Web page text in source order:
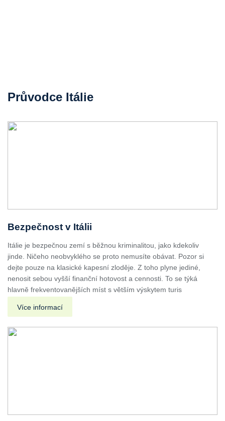
Průvodce Itálie
Bezpečnost v Itálii
Itálie je bezpečnou zemí s běžnou kriminalitou, jako kdekoliv
jinde. Ničeho neobvyklého se proto nemusíte obávat. Pozor si
dejte pouze na klasické kapesní zloděje. Z toho plyne jediné,
nenosit sebou vyšší finanční hotovost a cennosti. To se týká
hlavně frekventovanějších míst s větším výskytem turis
Více informací